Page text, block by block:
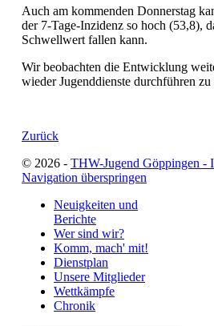
Auch am kommenden Donnerstag
der 7-Tage-Inzidenz so hoch (53,8),
Schwellwert fallen kann.
Wir beobachten die Entwicklung
wieder Jugenddienste durchführen
Zurück
© 2026 - THW-Jugend Göppingen -
Navigation überspringen
Neuigkeiten und
Berichte
Wer sind wir?
Komm, mach' mit!
Dienstplan
Unsere Mitglieder
Wettkämpfe
Chronik